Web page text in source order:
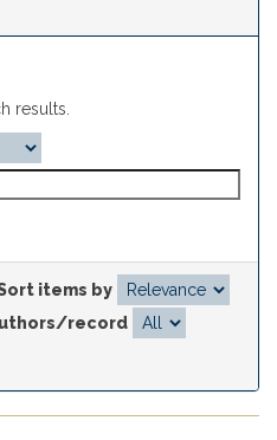
results.
items by
record